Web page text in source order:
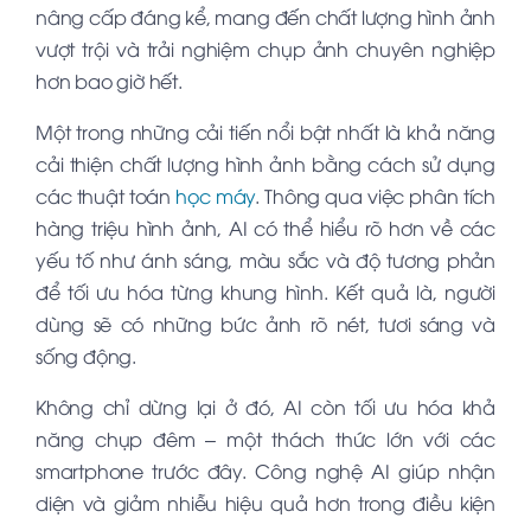
nâng cấp đáng kể, mang đến chất lượng hình ảnh
vượt trội và trải nghiệm chụp ảnh chuyên nghiệp
hơn bao giờ hết.
Một trong những cải tiến nổi bật nhất là khả năng
cải thiện chất lượng hình ảnh bằng cách sử dụng
các thuật toán học máy. Thông qua việc phân tích
hàng triệu hình ảnh, AI có thể hiểu rõ hơn về các
yếu tố như ánh sáng, màu sắc và độ tương phản
để tối ưu hóa từng khung hình. Kết quả là, người
dùng sẽ có những bức ảnh rõ nét, tươi sáng và
sống động.
Không chỉ dừng lại ở đó, AI còn tối ưu hóa khả
năng chụp đêm – một thách thức lớn với các
smartphone trước đây. Công nghệ AI giúp nhận
diện và giảm nhiễu hiệu quả hơn trong điều kiện